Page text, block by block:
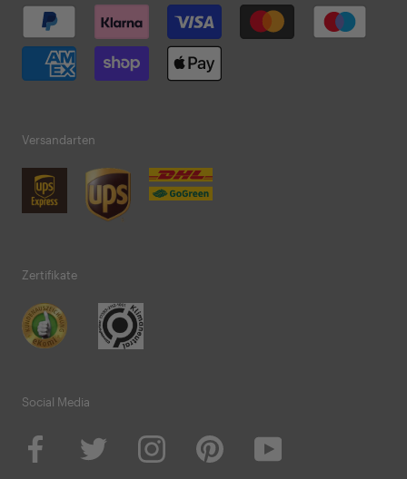
Versandarten
Zertifikate
Social Media